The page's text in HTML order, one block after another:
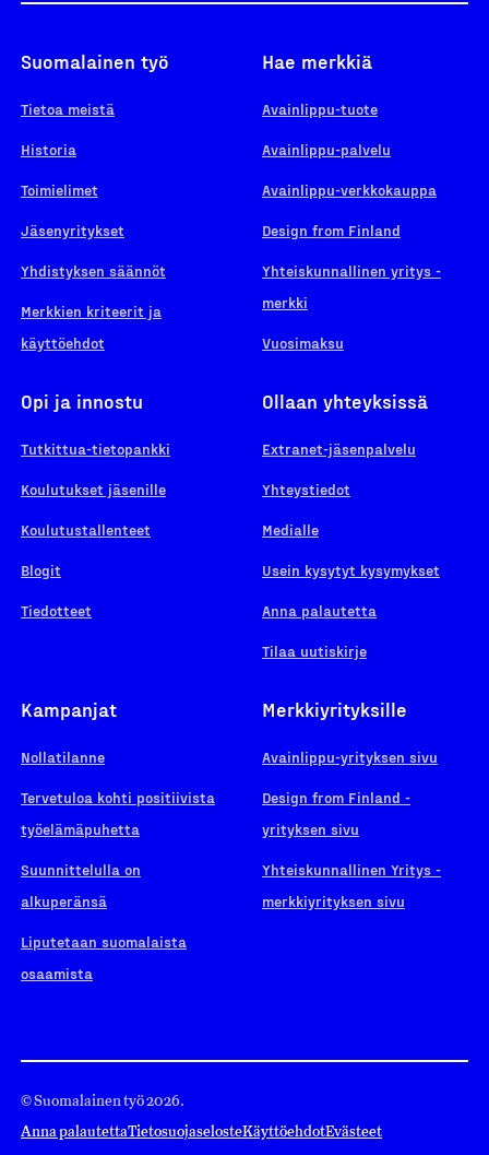
Suomalainen työ
Tietoa meistä
Historia
Toimielimet
Jäsenyritykset
Yhdistyksen säännöt
Merkkien kriteerit ja
käyttöehdot
Hae merkkiä
Avainlippu-tuote
Avainlippu-palvelu
Avainlippu-verkkokauppa
Design from Finland
Yhteiskunnallinen yritys -
merkki
Vuosimaksu
Opi ja innostu
Tutkittua-tietopankki
Koulutukset jäsenille
Koulutustallenteet
Blogit
Tiedotteet
Ollaan yhteyksissä
Extranet-jäsenpalvelu
Yhteystiedot
Medialle
Usein kysytyt kysymykset
Anna palautetta
Tilaa uutiskirje
Kampanjat
Nollatilanne
Tervetuloa kohti positiivista
työelämäpuhetta
Suunnittelulla on
alkuperänsä
Liputetaan suomalaista
osaamista
Merkkiyrityksille
Avainlippu-yrityksen sivu
Design from Finland -
yrityksen sivu
Yhteiskunnallinen Yritys -
merkkiyrityksen sivu
© Suomalainen työ 2026.
Anna palautettaTietosuojaselosteKäyttöehdotEvästeet